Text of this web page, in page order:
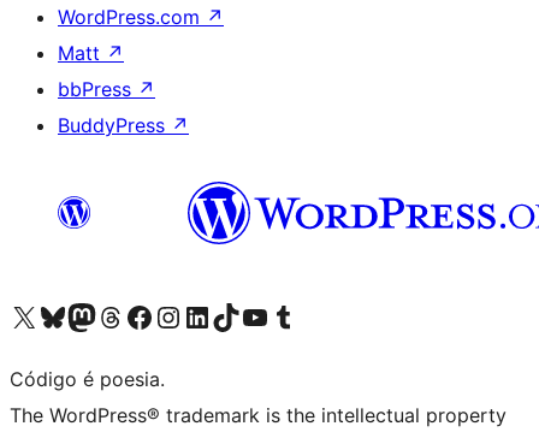
WordPress.com ↗
Matt ↗
bbPress ↗
BuddyPress ↗
Acessar nossa conta do X (antigo Twitter)
Acessar nossa conta do Bluesky
Acessar nossa conta do Mastodon
Acessar nossa conta do Threads
Acessar nossa página do Facebook
Acessar nossa conta do Instagram
Acessar nossa conta do LinkedIn
Acessar nossa conta do TikTok
Acessar nosso canal do YouTube
Acessar nossa conta no Tumblr
Código é poesia.
The WordPress® trademark is the intellectual property